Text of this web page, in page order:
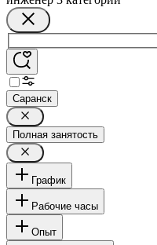
Саранск
Полная занятость
График
Рабочие часы
Опыт